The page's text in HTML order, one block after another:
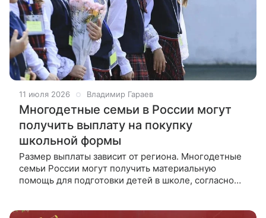
11 июля 2026 Владимир Гараев
Многодетные семьи в России могут
получить выплату на покупку
школьной формы
Размер выплаты зависит от региона. Многодетные
семьи России могут получить материальную
помощь для подготовки детей в школе, согласно